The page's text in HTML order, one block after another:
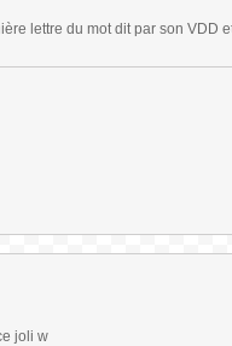
lettre du mot dit par son VDD
joli w